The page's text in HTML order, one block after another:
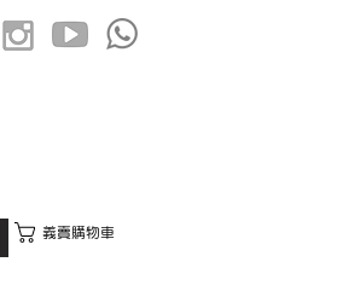
義賣購物車